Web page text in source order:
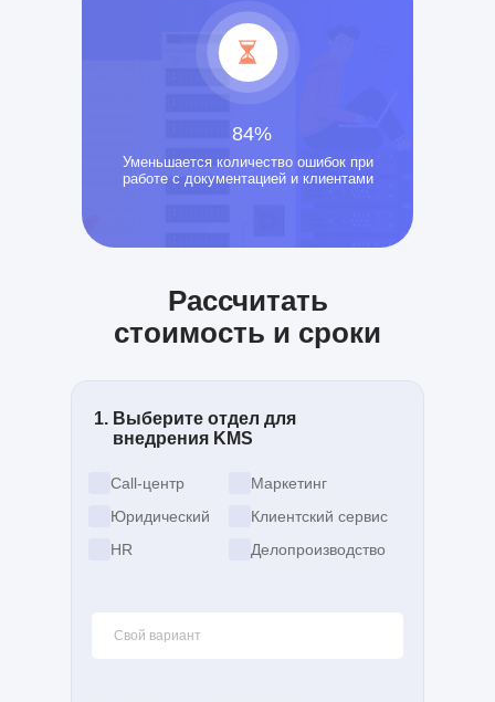
84%
Уменьшается количество ошибок при
работе с документацией и клиентами
Рассчитать
стоимость и сроки
Call-центр
Юридический
HR
Маркетинг
Клиентский сервис
Делопроизводство
Выберите отдел для
внедрения KMS